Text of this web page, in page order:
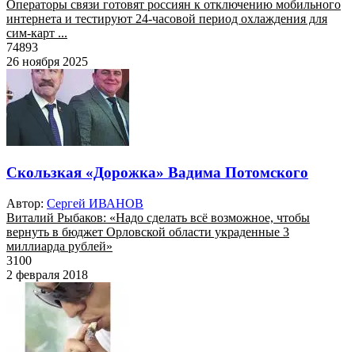
Операторы связи готовят россиян к отключению мобильного
интернета и тестируют 24-часовой период охлаждения для
сим-карт ...
74893
26 ноября 2025
Скользкая «Дорожка» Вадима Потомского
Автор: Сергей ИВАНОВ
Виталий Рыбаков: «Надо сделать всё возможное, чтобы
вернуть в бюджет Орловской области украденные 3
миллиарда рублей»
3100
2 февраля 2018